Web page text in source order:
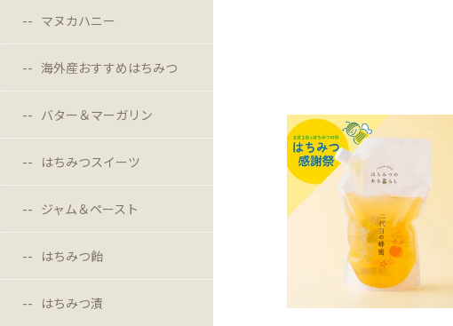
マヌカハニー
海外産おすすめはちみつ
バター＆マーガリン
はちみつスイーツ
ジャム＆ペースト
はちみつ飴
はちみつ漬